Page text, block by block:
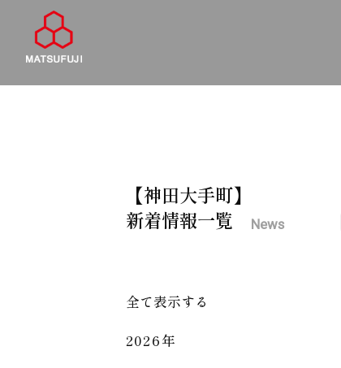
【神田大手町】
新着情報一覧
News
全て表示する
2026年